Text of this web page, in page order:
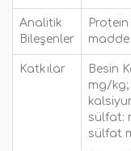
Analitik
Bileşenler
madde
Katkılar
Besin
mg/
sülfat:
sülfat